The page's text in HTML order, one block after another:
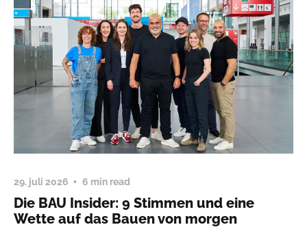
29. juli 2026 6 min read
Die BAU Insider: 9 Stimmen und eine
Wette auf das Bauen von morgen